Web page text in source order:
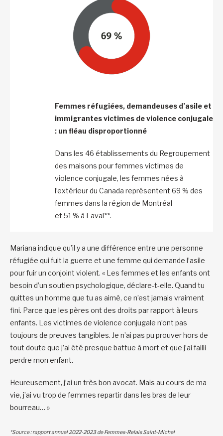
Femmes réfugiées, demandeuses d’asile et
immigrantes victimes de violence conjugale
: un fléau disproportionné
Dans les 46 établissements du Regroupement
des maisons pour femmes victimes de
violence conjugale, les femmes nées à
l’extérieur du Canada représentent 69 % des
femmes dans la région de Montréal
et 51 % à Laval**.
Mariana indique qu’il y a une différence entre une personne
réfugiée qui fuit la guerre et une femme qui demande l’asile
pour fuir un conjoint violent. « Les femmes et les enfants ont
besoin d’un soutien psychologique, déclare-t-elle. Quand tu
quittes un homme que tu as aimé, ce n’est jamais vraiment
fini. Parce que les pères ont des droits par rapport à leurs
enfants. Les victimes de violence conjugale n’ont pas
toujours de preuves tangibles. Je n’ai pas pu prouver hors de
tout doute que j’ai été presque battue à mort et que j’ai failli
perdre mon enfant.
Heureusement, j’ai un très bon avocat. Mais au cours de ma
vie, j’ai vu trop de femmes repartir dans les bras de leur
bourreau… »
*Source : rapport annuel 2022-2023 de Femmes-Relais Saint-Michel